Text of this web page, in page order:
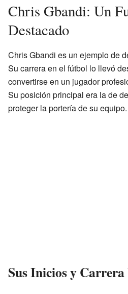
Chris Gbandi: Un
Destacado
Chris Gbandi es un ejemplo de
Su carrera en el fútbol lo llevó
convertirse en un jugador
Su posición principal era la de
proteger la portería de su equipo.
Sus Inicios y